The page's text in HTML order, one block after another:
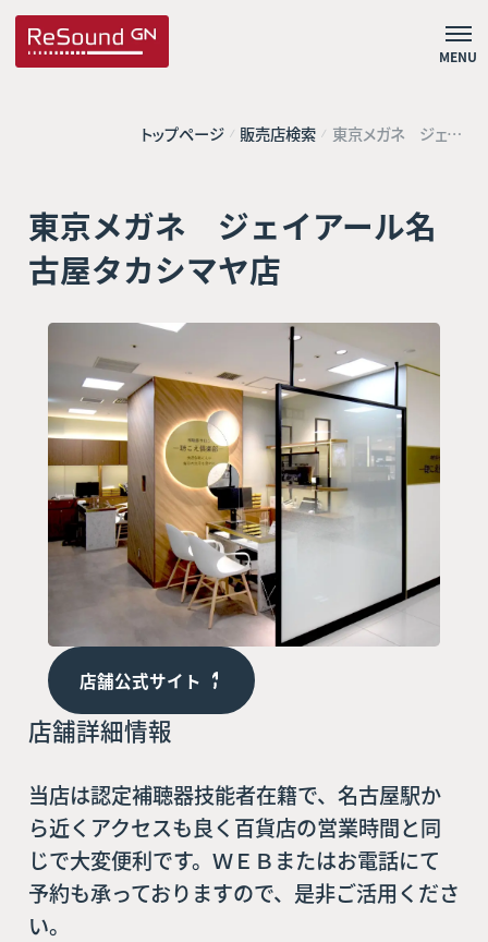
MENU
トップページ 販売店検索 東京メガネ ジェイ
アール名古屋タカ
東京メガネ ジェイアール名
古屋タカシマヤ店
店舗公式サイト
店舗詳細情報
当店は認定補聴器技能者在籍で、名古屋駅か
ら近くアクセスも良く百貨店の営業時間と同
じで大変便利です。ＷＥＢまたはお電話にて
予約も承っておりますので、是非ご活用くださ
い。